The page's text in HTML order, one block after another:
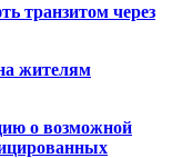
транзитом через
жителям
о возможной